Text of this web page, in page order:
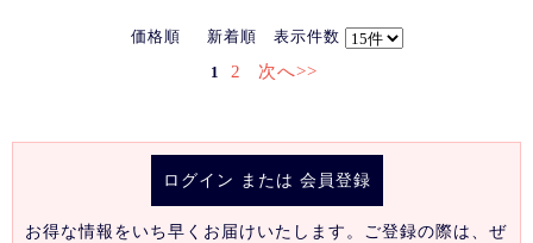
価格順 新着順 表示件数
1 2 次へ>>
ログイン または 会員登録
お得な情報をいち早くお届けいたします。ご登録の際は、ぜ